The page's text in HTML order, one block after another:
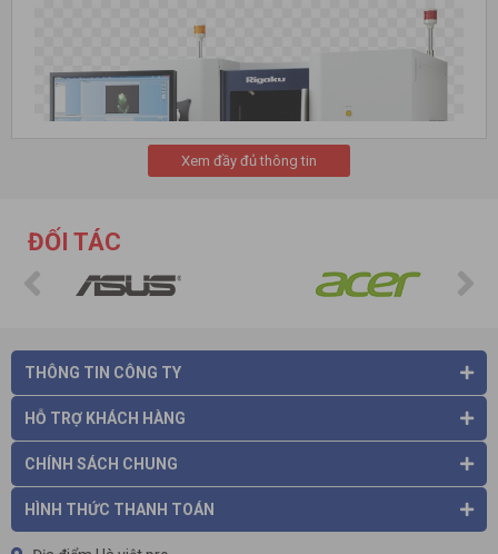
Rigaku có nhiều văn phòng đại diện ở các nơi trên thế giới như
Hà Việt Pro là một trong những công ty uy tín hàng đầu tại
Xem đầy đủ thông tin
ĐỐI TÁC
THÔNG TIN CÔNG TY
HỖ TRỢ KHÁCH HÀNG
CHÍNH SÁCH CHUNG
HÌNH THỨC THANH TOÁN